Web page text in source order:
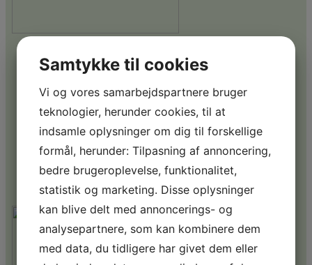
Næstformand
Johnny Petersen
Tlf. 30 23 02 53
Samarbejdsudvalg
Juniorer
HCP-udvalg
Baneudvalg
Samtykke til cookies
Vi og vores samarbejdspartnere bruger
teknologier, herunder cookies, til at
indsamle oplysninger om dig til forskellige
formål, herunder: Tilpasning af annoncering,
bedre brugeroplevelse, funktionalitet,
statistik og marketing. Disse oplysninger
kan blive delt med annoncerings- og
analysepartnere, som kan kombinere dem
med data, du tidligere har givet dem eller